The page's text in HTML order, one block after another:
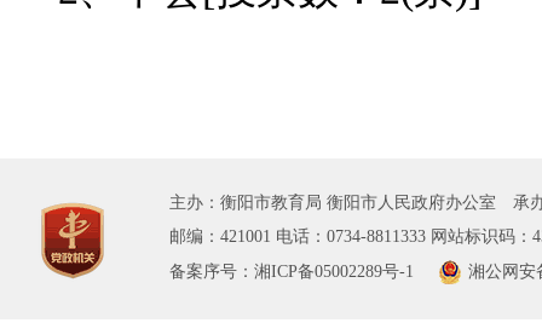
主办：衡阳市教育局 衡阳市人民政府办公室 承
邮编：421001 电话：0734-8811333 网站标识码：
备案序号：湘ICP备05002289号-1
湘公网安